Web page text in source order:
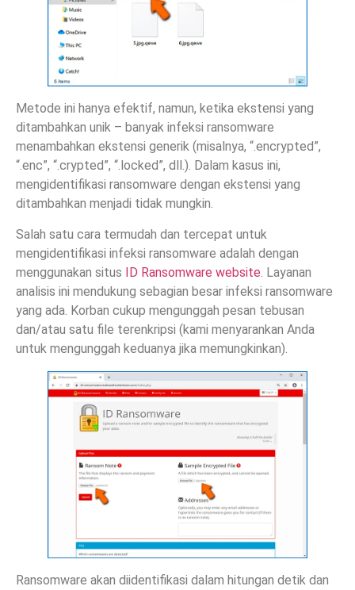
Metode ini hanya efektif, namun, ketika ekstensi yang
ditambahkan unik – banyak infeksi ransomware
menambahkan ekstensi generik (misalnya, “.encrypted”,
“.enc”, “.crypted”, “.locked”, dll.). Dalam kasus ini,
mengidentifikasi ransomware dengan ekstensi yang
ditambahkan menjadi tidak mungkin.
Salah satu cara termudah dan tercepat untuk
mengidentifikasi infeksi ransomware adalah dengan
menggunakan situs ID Ransomware website . Layanan
analisis ini mendukung sebagian besar infeksi ransomware
yang ada. Korban cukup mengunggah pesan tebusan
dan/atau satu file terenkripsi (kami menyarankan Anda
untuk mengunggah keduanya jika memungkinkan).
Ransomware akan diidentifikasi dalam hitungan detik dan